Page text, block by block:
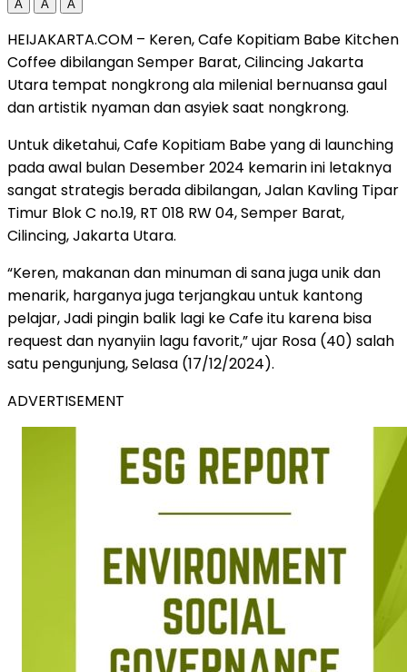
A A A
HEIJAKARTA.COM – Keren, Cafe Kopitiam Babe Kitchen
Coffee dibilangan Semper Barat, Cilincing Jakarta
Utara tempat nongkrong ala milenial bernuansa gaul
dan artistik nyaman dan asyiek saat nongkrong.
Untuk diketahui, Cafe Kopitiam Babe yang di launching
pada awal bulan Desember 2024 kemarin ini letaknya
sangat strategis berada dibilangan, Jalan Kavling Tipar
Timur Blok C no.19, RT 018 RW 04, Semper Barat,
Cilincing, Jakarta Utara.
“Keren, makanan dan minuman di sana juga unik dan
menarik, harganya juga terjangkau untuk kantong
pelajar, Jadi pingin balik lagi ke Cafe itu karena bisa
request dan nyanyiin lagu favorit,” ujar Rosa (40) salah
satu pengunjung, Selasa (17/12/2024).
ADVERTISEMENT